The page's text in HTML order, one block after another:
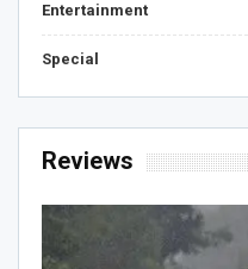
Entertainment
Special
Reviews